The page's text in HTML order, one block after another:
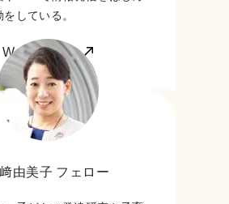
している。
Webサイトへ
由美子 フェロー